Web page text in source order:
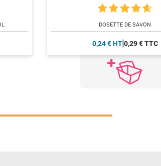
DOSETTE DE SAVON
0,24 € HT 0,29 € TTC